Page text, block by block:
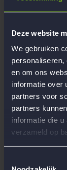
Deze website
We gebruiken
en om ons
informatie over
partners voor
partners
informatie die
verzameld op